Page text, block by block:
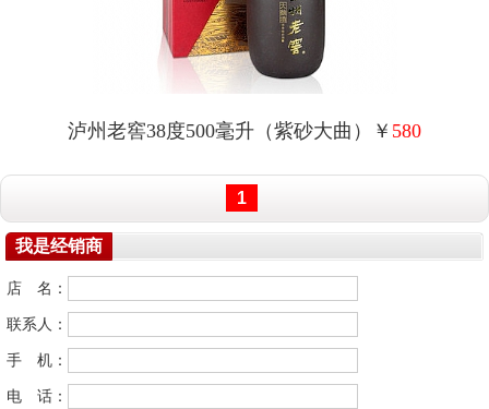
泸州老窖38度500毫升（紫砂大曲）￥ 580
1
我是经销商
店 名：
联系人：
手 机：
电 话：